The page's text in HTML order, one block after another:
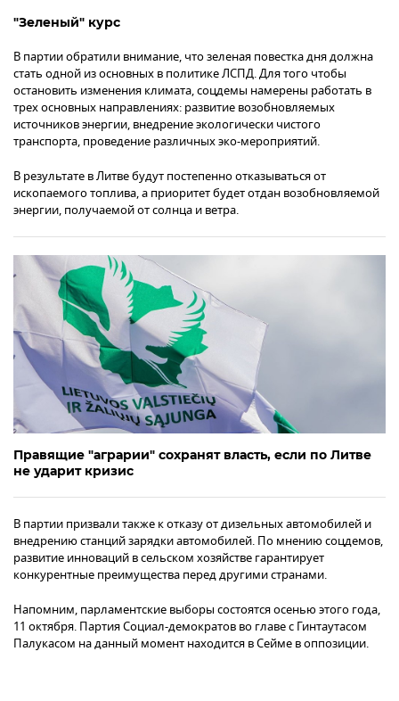
"Зеленый" курс
В партии обратили внимание, что зеленая повестка дня должна
стать одной из основных в политике ЛСПД. Для того чтобы
остановить изменения климата, соцдемы намерены работать в
трех основных направлениях: развитие возобновляемых
источников энергии, внедрение экологически чистого
транспорта, проведение различных эко-мероприятий.
В результате в Литве будут постепенно отказываться от
ископаемого топлива, а приоритет будет отдан возобновляемой
энергии, получаемой от солнца и ветра.
Правящие "аграрии" сохранят власть, если по Литве
не ударит кризис
В партии призвали также к отказу от дизельных автомобилей и
внедрению станций зарядки автомобилей. По мнению соцдемов,
развитие инноваций в сельском хозяйстве гарантирует
конкурентные преимущества перед другими странами.
Напомним, парламентские выборы состоятся осенью этого года,
11 октября. Партия Социал-демократов во главе с Гинтаутасом
Палукасом на данный момент находится в Сейме в оппозиции.